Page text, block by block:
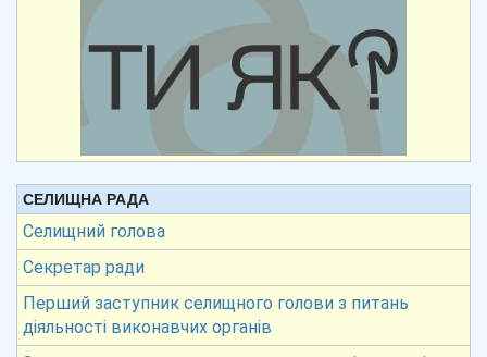
СЕЛИЩНА РАДА
Селищний голова
Секретар ради
Перший заступник селищного голови з питань
діяльності виконавчих органів